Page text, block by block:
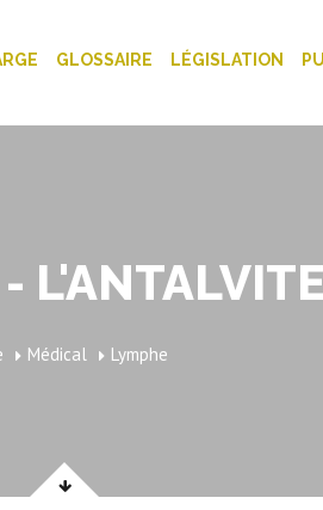
GLOSSAIRE LÉGISLATION
L'ANTALVITE
Médical Lymphe